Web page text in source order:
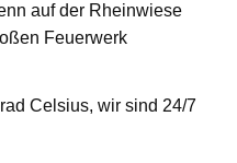
auf der Rheinwiese
Feuerwerk
Celsius, wir sind 24/7